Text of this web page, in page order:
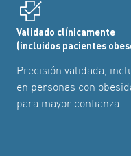
Validado clínicamente
(incluidos pacientes
Precisión validada,
en personas con
para mayor confianza.